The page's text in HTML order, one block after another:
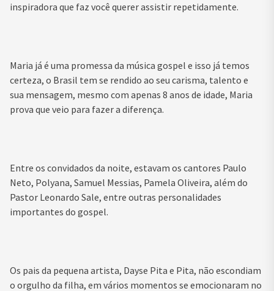
inspiradora que faz você querer assistir repetidamente.
Maria já é uma promessa da música gospel e isso já temos
certeza, o Brasil tem se rendido ao seu carisma, talento e
sua mensagem, mesmo com apenas 8 anos de idade, Maria
prova que veio para fazer a diferença.
Entre os convidados da noite, estavam os cantores Paulo
Neto, Polyana, Samuel Messias, Pamela Oliveira, além do
Pastor Leonardo Sale, entre outras personalidades
importantes do gospel.
Os pais da pequena artista, Dayse Pita e Pita, não escondiam
o orgulho da filha, em vários momentos se emocionaram no